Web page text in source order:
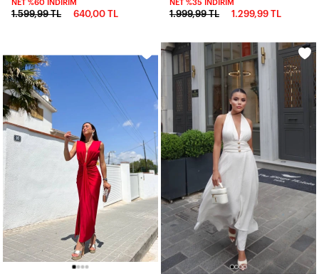
NET %60 İNDIRIM
1.599,99 TL 640,00 TL
NET %35 İNDIRIM
1.999,99 TL 1.299,99 TL